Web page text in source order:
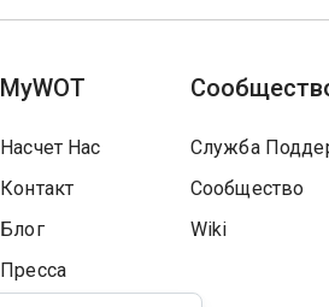
MyWOT
Насчет Нас
Контакт
Блог
Пресса
Служба
Сообщество
Wiki